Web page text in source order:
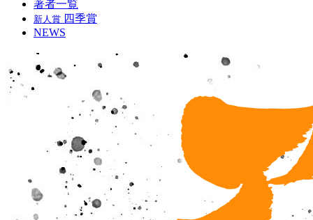
著者一覧
新人賞 四季賞
NEWS